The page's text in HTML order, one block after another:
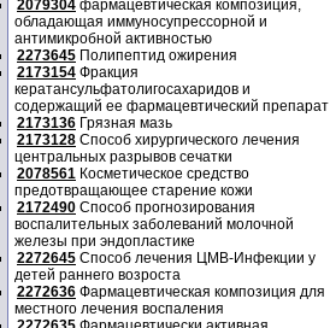
2079304 фармацевтическая композиция,
обладающая иммуносупрессорной и
антимикробной активностью
2273645 Полипептид ожирения
2173154 Фракция
кератансульфатолигосахаридов и
содержащий ее фармацевтический препарат
2173136 Грязная мазь
2173128 Способ хирургического лечения
центральных разрывов сечатки
2078561 Косметическое средство
предотвращающее старение кожи
2172490 Способ прогнозирования
воспалительных заболеваний молочной
железы при эндопластике
2272645 Способ лечения ЦМВ-Инфекции у
детей раннего возроста
2272636 Фармацевтическая композиция для
местного лечения воспаления